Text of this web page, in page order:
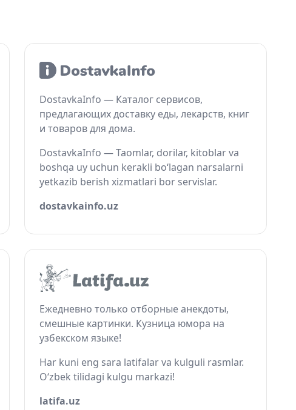
DostavkaInfo — Каталог сервисов,
предлагающих доставку еды, лекарств, книг
и товаров для дома.
DostavkaInfo — Taomlar, dorilar, kitoblar va
boshqa uy uchun kerakli bo‘lagan narsalarni
yetkazib berish xizmatlari bor servislar.
dostavkainfo.uz
Ежедневно только отборные анекдоты,
смешные картинки. Кузница юмора на
узбекском языке!
Har kuni eng sara latifalar va kulguli rasmlar.
O‘zbek tilidagi kulgu markazi!
latifa.uz